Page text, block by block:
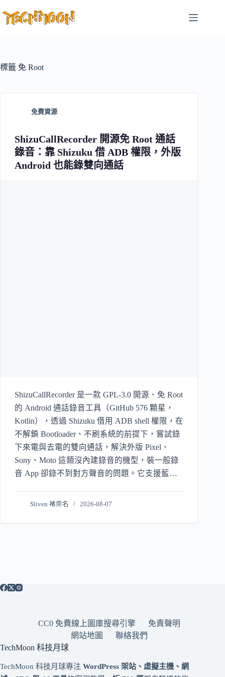
至
容
標籤 免 Root
免費資源
ShizuCallRecorder 開源免 Root 通話
錄音：靠 Shizuku 借 ADB 權限，外版
Android 也能錄雙向通話
ShizuCallRecorder 是一款 GPL-3.0 開源、免 Root
的 Android 通話錄音工具（GitHub 576 顆星，
Kotlin），透過 Shizuku 借用 ADB shell 權限，在
不解鎖 Bootloader、不刷系統的前提下，嘗試錄
下來電與去電的雙向通話，解決外版 Pixel、
Sony、Moto 這類沒內建錄音的機型，裝一般錄
音 App 卻錄不到對方聲音的問題。它支援藍牙
或 AAC 存在本機。代價是未 Root 設備每次重
Sliven 褚崇名 2026-08-07
CC0 免費線上圖庫搜尋引擎
免責聲明
網站地圖
聯絡我們
TechMoon 科技月球
TechMoon 科技月球專注 WordPress 架站、虛擬主機、網